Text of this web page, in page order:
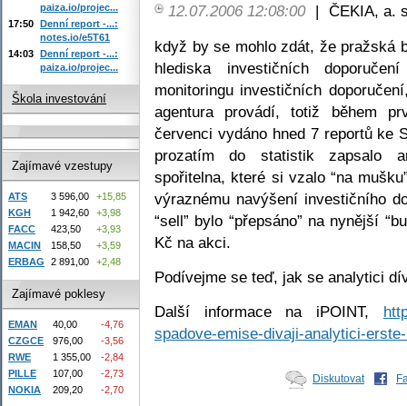
12.07.2006 12:08:00 | ČEKIA, a.
když by se mohlo zdát, že pražská
hlediska investičních
monitoringu investičních
agentura provádí, totiž během
červenci vydáno hned 7 reportů ke
prozatím do statistik zapsalo
spořitelna, které si vzalo “na
výraznému navýšení investičního
“sell” bylo “přepsáno” na nynější
Kč na akci.
Podívejme se teď, jak se analytici
Další informace na iPOINT,
spadove-emise-divaji-analytici-
Diskutovat
paiza.io/projec...
17:50 Denní report -...:
notes.io/e5T61
14:03 Denní report -...:
paiza.io/projec...
Škola investování
Zajímavé vzestupy
ATS 3 596,00
+15,85
KGH
1 942,60
+3,98
FACC
423,50
+3,93
MACIN
158,50
+3,59
ERBAG
2 891,00 +2,48
Zajímavé poklesy
EMAN 40,00
-4,76
CZGCE
976,00
-3,56
RWE
1 355,00
-2,84
PILLE
107,00
-2,73
NOKIA
209,20 -2,70